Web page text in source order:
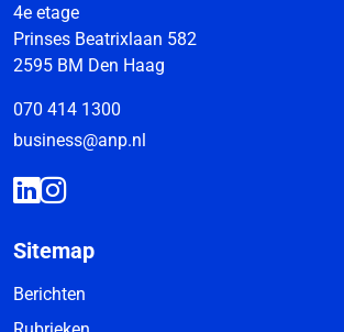
4e etage
Prinses Beatrixlaan 582
2595 BM Den Haag
070 414 1300
business@anp.nl
Sitemap
Berichten